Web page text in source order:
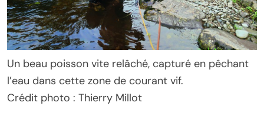
Un beau poisson vite relâché, capturé en pêchant
l’eau dans cette zone de courant vif.
Crédit photo : Thierry Millot